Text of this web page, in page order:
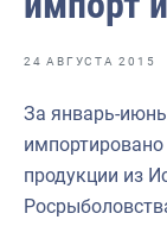
Выставки и
Научно-
Рыбоохрана
Отрасль в
24 АВГУСТА 2015
За январь-
продукции из